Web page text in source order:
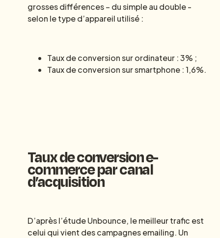
grosses différences – du simple au double -
selon le type d’appareil utilisé :
Taux de conversion sur ordinateur : 3% ;
Taux de conversion sur smartphone : 1,6%.
Taux de conversion e-
commerce par canal
d’acquisition
D’après l’étude Unbounce, le meilleur trafic est
celui qui vient des campagnes emailing. Un